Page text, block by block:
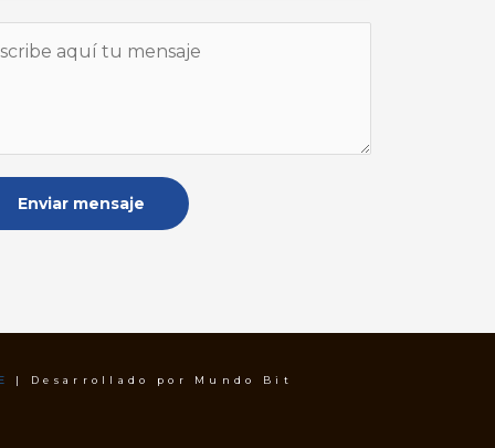
Enviar mensaje
| Desarrollado por Mundo Bit